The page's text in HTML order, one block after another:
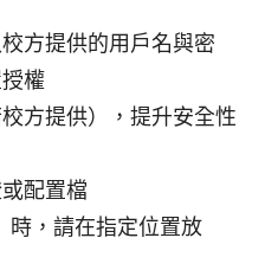
方提供的用戶名與密
權
方提供），提升安全性
配置檔
時，請在指定位置放